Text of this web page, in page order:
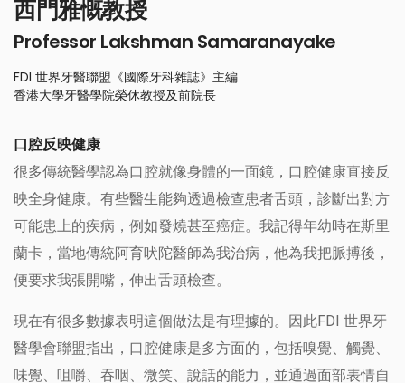
西門雅慨教授
Professor Lakshman Samaranayake
FDI 世界牙醫聯盟《國際牙科雜誌》主編
香港大學牙醫學院榮休教授及前院長
口腔反映健康
很多傳統醫學認為口腔就像身體的一面鏡，口腔健康直接反
映全身健康。有些醫生能夠透過檢查患者舌頭，診斷出對方
可能患上的疾病，例如發燒甚至癌症。我記得年幼時在斯里
蘭卡，當地傳統阿育吠陀醫師為我治病，他為我把脈搏後，
便要求我張開嘴，伸出舌頭檢查。
現在有很多數據表明這個做法是有理據的。因此FDI 世界牙
醫學會聯盟指出，口腔健康是多方面的，包括嗅覺、觸覺、
味覺、咀嚼、吞咽、微笑、說話的能力，並通過面部表情自